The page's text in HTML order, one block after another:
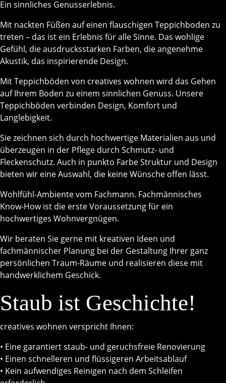
Ein sinnliches Genusserlebnis.
Mit nackten Füßen auf einen flauschigen Teppichboden zu
treten – das ist ein Erlebnis für alle Sinne. Das wohlige
Gefühl, die ausdrucksstarken Farben, die angenehme
Akustik, das inspirierende Design.
Mit Teppichböden von creatives wohnen wird das Gehen
auf Ihrem Boden zu einem sinnlichen Genuss. Unsere
Teppichböden verbinden Design, Komfort und
Langlebigkeit.
Sie zeichnen sich durch hochwertige Materialien aus und
überzeugen in der Pflege durch Schmutz- und
Fleckenschutz. Auch in punkto Farbe Struktur und Design
bieten wir eine Auswahl, die keine Wünsche offen lässt.
Wohlfühl-Ambiente vom Fachmann. Fachmännisches
Know-How ist die erste Voraussetzung für ein
hochwertiges Wohnvergnügen.
Wir beraten Sie gerne mit kreativen Ideen und
fachmännischer Planung bei der Gestaltung Ihrer ganz
persönlichen Traum-Räume und realisieren diese mit
handwerklichem Geschick.
Staub ist Geschichte!
creatives wohnen verspricht Ihnen:
• Eine garantiert staub- und geruchsfreie Renovierung
• Einen schnelleren und flüssigeren Arbeitsablauf
• Kein aufwendiges Reinigen nach dem Schleifen